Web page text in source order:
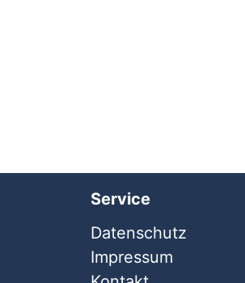
Service
Datenschutz
Impressum